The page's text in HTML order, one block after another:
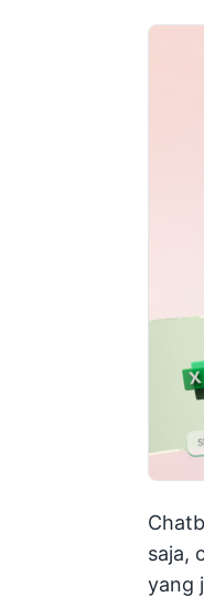
saja,
yang